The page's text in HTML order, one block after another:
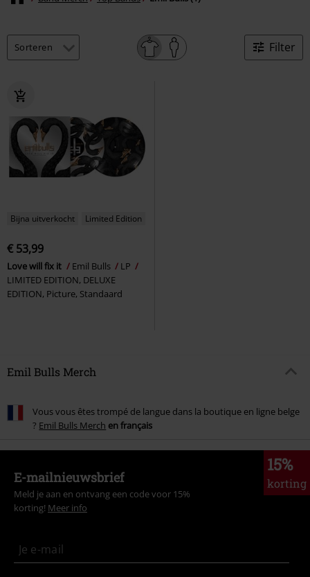
Filter
Bijna uitverkocht Limited Edition
€ 53,99
Love will fix it Emil Bulls
LP
LIMITED EDITION, DELUXE
EDITION, Picture, Standaard
Emil Bulls Merch
Vous vous êtes trompé de langue dans la boutique en ligne belge
? Emil Bulls Merch en français
15%
korting
E-mailnieuwsbrief
Meld je aan en ontvang een code voor 15%
korting! Meer info